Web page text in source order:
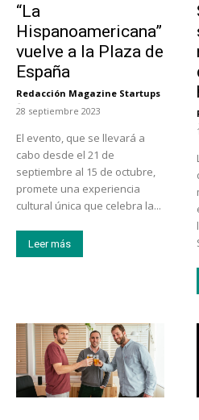
“La
Hispanoamericana”
vuelve a la Plaza de
España
Redacción Magazine Startups
-
28 septiembre 2023
El evento, que se llevará a
cabo desde el 21 de
septiembre al 15 de octubre,
promete una experiencia
cultural única que celebra la...
Leer más